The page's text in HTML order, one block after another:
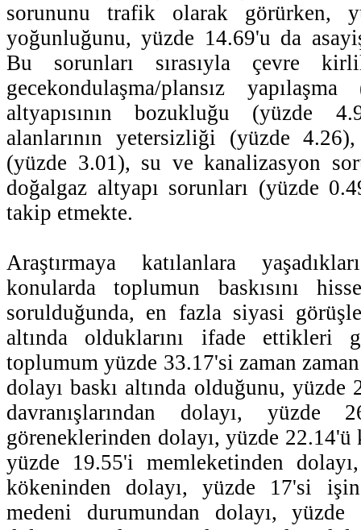
sorununu trafik olarak görürken,
yoğunluğunu, yüzde 14.69'u da
Bu sorunları sırasıyla çevre
gecekondulaşma/plansız
altyapısının bozukluğu (yüzde
alanlarının yetersizliği (yüzde
(yüzde 3.01), su ve kanalizasyon
doğalgaz altyapı sorunları (yüzde
takip etmekte.
Araştırmaya katılanlara
konularda toplumun baskısını
sorulduğunda, en fazla siyasi
altında olduklarını ifade ettikleri
toplumum yüzde 33.17'si zaman
dolayı baskı altında olduğunu,
davranışlarından dolayı, yüzde
göreneklerinden dolayı, yüzde 22.14'ü
yüzde 19.55'i memleketinden
kökeninden dolayı, yüzde 17'si
medeni durumundan dolayı, yüzde